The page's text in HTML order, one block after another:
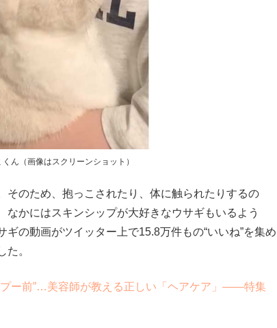
ん（画像はスクリーンショット）
のため、抱っこされたり、体に触られたりするの
かにはスキンシップが大好きなウサギもいるよう
の動画がツイッター上で15.8万件もの“いいね”を集め
た。
ー前”…美容師が教える正しい「ヘアケア」――特集